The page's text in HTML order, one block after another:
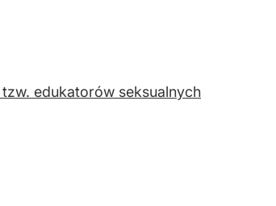
edukatorów seksualnych